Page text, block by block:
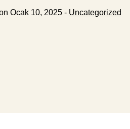
Ocak 10, 2025 - Uncategorized